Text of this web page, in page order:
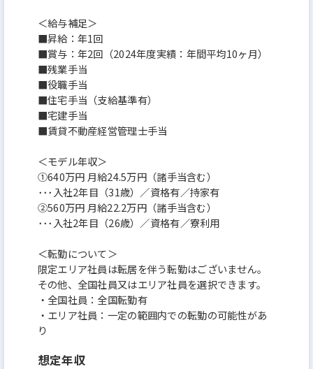
＜給与補足＞
■昇給：年1回
■賞与：年2回（2024年度実績：年間平均10ヶ月）
■残業⼿当
■役職⼿当
■住宅⼿当（⽀給基準有）
■宅建⼿当
■賃貸不動産経営管理⼠⼿当
＜モデル年収＞
①640万円 月給24.5万円（諸手当含む）
･･･入社2年目（31歳）／資格有／持家有
②560万円 月給22.2万円（諸手当含む）
･･･入社2年目（26歳）／資格有／寮利用
＜転勤について＞
限定エリア社員は転居を伴う転勤はございません。
その他、全国社員又はエリア社員を選択できます。
・全国社員：全国転勤有
・エリア社員：一定の範囲内での転勤の可能性があ
り
想定年収